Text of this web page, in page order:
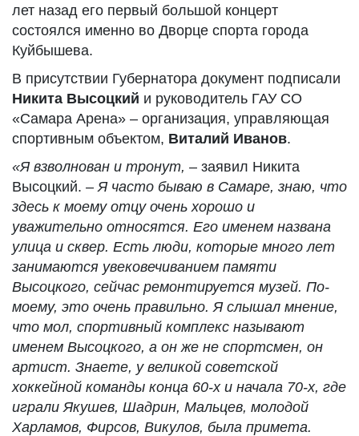
лет назад его первый большой концерт
состоялся именно во Дворце спорта города
Куйбышева.
В присутствии Губернатора документ подписали
Никита Высоцкий и руководитель ГАУ СО
«Самара Арена» – организация, управляющая
спортивным объектом, Виталий Иванов.
«Я взволнован и тронут, – заявил Никита
Высоцкий. –Я часто бываю в Самаре, знаю, что
здесь к моему отцу очень хорошо и
уважительно относятся. Его именем названа
улица и сквер. Есть люди, которые много лет
занимаются увековечиванием памяти
Высоцкого, сейчас ремонтируется музей. По-
моему, это очень правильно. Я слышал мнение,
что мол, спортивный комплекс называют
именем Высоцкого, а он же не спортсмен, он
артист. Знаете, у великой советской
хоккейной команды конца 60-х и начала 70-х, где
играли Якушев, Шадрин, Мальцев, молодой
Харламов, Фирсов, Викулов, была примета.